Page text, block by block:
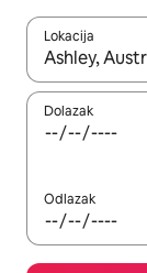
Lokacija
Kada budu
Dolazak
Odlazak